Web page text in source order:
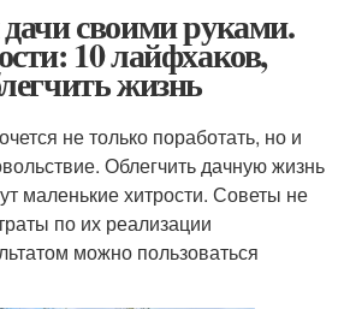
своими руками.
10 лайфхаков,
жизнь
не только поработать, но и
Облегчить дачную жизнь
маленькие хитрости. Советы не
по их реализации
можно пользоваться